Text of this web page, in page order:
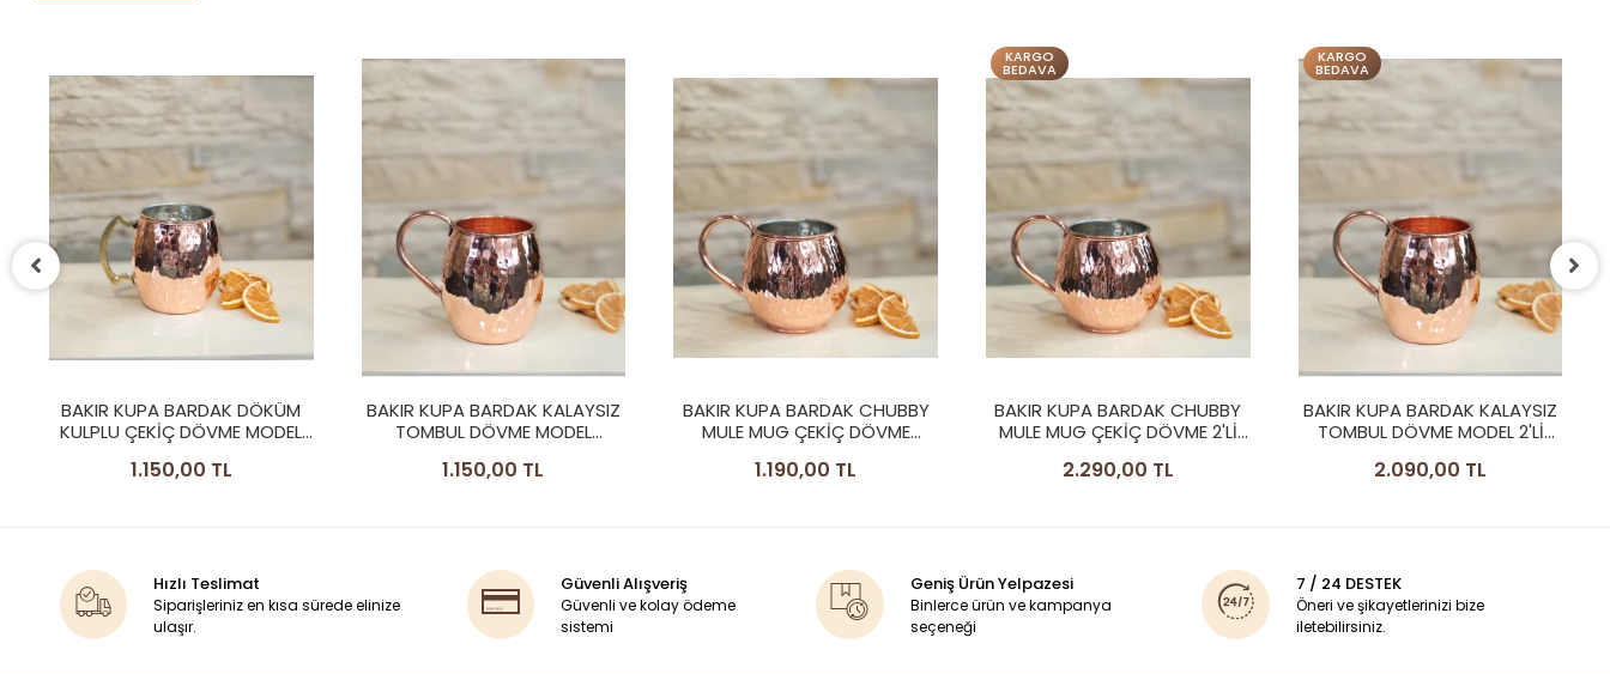
BAKIR KUPA BARDAK KALAYSIZ
TOMBUL DÖVME MODEL
1.150,00 TL
BAKIR KUPA BARDAK CHUBBY
MULE MUG ÇEKİÇ DÖVME
1.190,00 TL
BAKIR KUPA BARDAK CHUBBY
MULE MUG ÇEKİÇ DÖVME 2'Lİ
2.290,00 TL
KARGO
BEDAVA
BAKIR KUPA BARDAK KALAYSIZ
TOMBUL DÖVME MODEL 2'Lİ
2.090,00 TL
BAKIR BARDAK KISA ŞERBET
MODEL OKSIT RENK (KALAYSIZ)
1.690,00 TL
Hızlı Teslimat
Siparişleriniz en kısa sürede elinize
ulaşır.
Güvenli Alışveriş
Güvenli ve kolay ödeme
sistemi
Geniş Ürün Yelpazesi
Binlerce ürün ve kampanya
seçeneği
7 / 24 DESTEK
Öneri ve şikayetlerinizi bize
iletebilirsiniz.